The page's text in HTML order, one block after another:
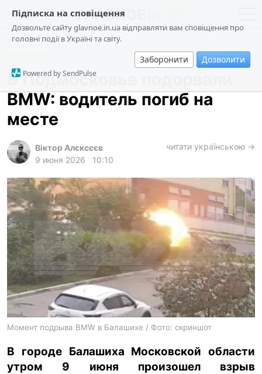
Підписка на сповіщення
Дозвольте сайту glavnoe.in.ua відправляти вам сповіщення про
головні події в Україні та світу.
Заборонити Дозволити
Powered by SendPulse
новости
о проекте
общество
происшествия
лонгриды
харьков
архив
gambling
ua ru en
Происшествия
В Подмосковье подорвали
BMW: водитель погиб на
месте
Віктор Алєксєєв
9 июня 2026
10:10
читати українською →
Момент подрыва BMW в Балашихе / Фото: скриншот
В городе Балашиха Московской области
утром 9 июня произошел взрыв